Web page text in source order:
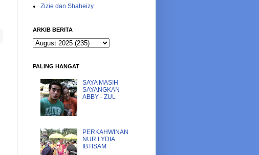
Zizie dan Shaheizy
ARKIB BERITA
PALING HANGAT
SAYA MASIH
SAYANGKAN
ABBY - ZUL
PERKAHWINAN
NUR LYDIA
IBTISAM